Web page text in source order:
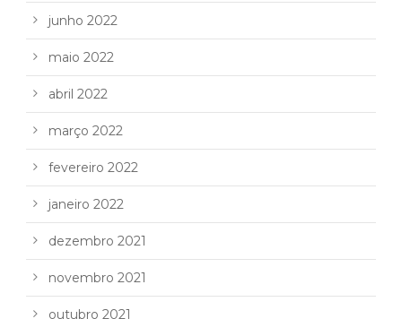
junho 2022
maio 2022
abril 2022
março 2022
fevereiro 2022
janeiro 2022
dezembro 2021
novembro 2021
outubro 2021